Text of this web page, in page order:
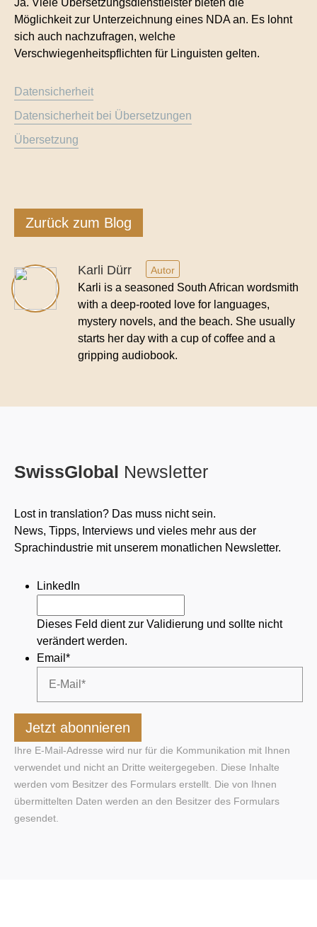
Möglichkeit zur Unterzeichnung eines NDA an. Es lohnt
sich auch nachzufragen, welche
Verschwiegenheitspflichten für Linguisten gelten.
Datensicherheit
Datensicherheit bei Übersetzungen
Übersetzung
Zurück zum Blog
Karli Dürr Autor
Karli is a seasoned South African wordsmith
with a deep-rooted love for languages,
mystery novels, and the beach. She usually
starts her day with a cup of coffee and a
gripping audiobook.
SwissGlobal Newsletter
Lost in translation? Das muss nicht sein.
News, Tipps, Interviews und vieles mehr aus der
Sprachindustrie mit unserem monatlichen Newsletter.
LinkedIn
Dieses Feld dient zur Validierung und sollte nicht
verändert werden.
Email *
Ihre E-Mail-Adresse wird nur für die Kommunikation mit Ihnen
verwendet und nicht an Dritte weitergegeben. Diese Inhalte
werden vom Besitzer des Formulars erstellt. Die von Ihnen
übermittelten Daten werden an den Besitzer des Formulars
gesendet.